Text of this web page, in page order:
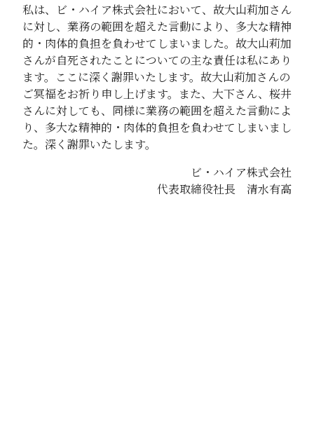
私は、ビ・ハイア株式会社において、故大山莉加さん
に対し、業務の範囲を超えた言動により、多大な精神
的・肉体的負担を負わせてしまいました。故大山莉加
さんが自死されたことについての主な責任は私にあり
ます。ここに深く謝罪いたします。故大山莉加さんの
ご冥福をお祈り申し上げます。また、大下さん、桜井
さんに対しても、同様に業務の範囲を超えた言動によ
り、多大な精神的・肉体的負担を負わせてしまいまし
た。深く謝罪いたします。
ビ・ハイア株式会社
代表取締役社長 清水有高